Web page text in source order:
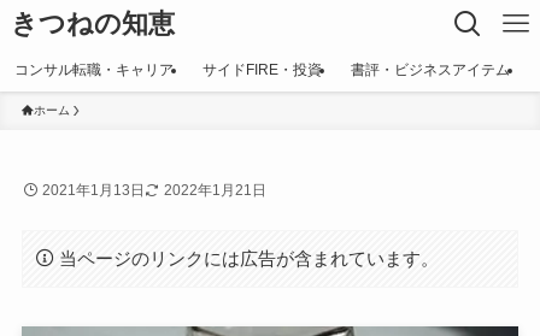
きつねの知恵
コンサル転職・キャリア サイドFIRE・投資 書評・ビジネスアイテム
ホーム
2021年1月13日 2022年1月21日
当ページのリンクには広告が含まれています。